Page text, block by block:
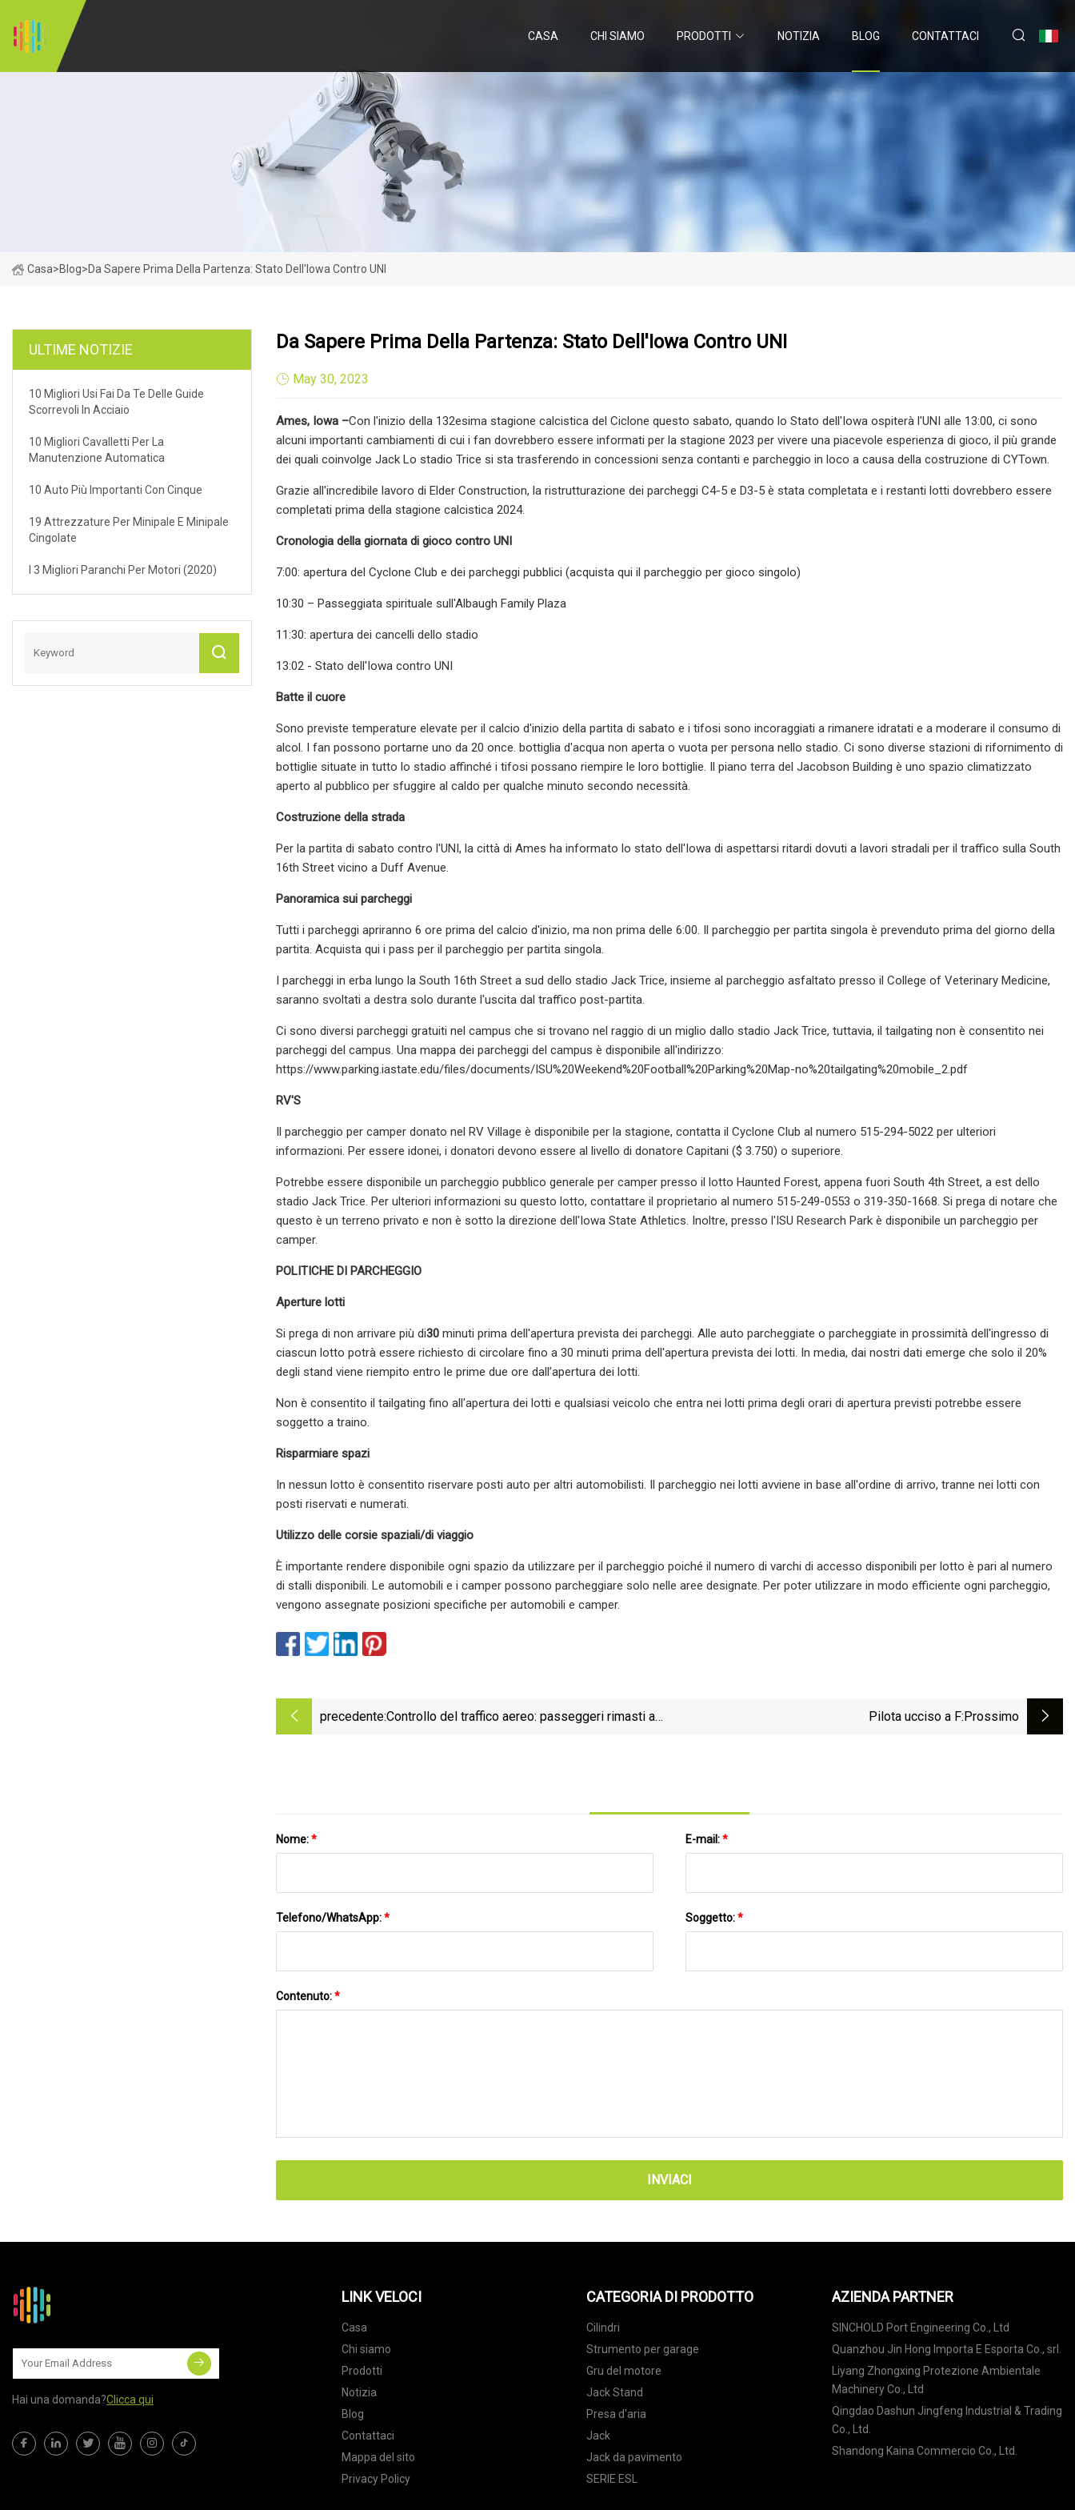
CASA CHI SIAMO PRODOTTI NOTIZIA BLOG CONTATTACI
Casa>Blog>Da Sapere Prima Della Partenza: Stato Dell'Iowa Contro UNI
ULTIME NOTIZIE
10 Migliori Usi Fai Da Te Delle Guide
Scorrevoli In Acciaio
10 Migliori Cavalletti Per La
Manutenzione Automatica
10 Auto Più Importanti Con Cinque
19 Attrezzature Per Minipale E Minipale
Cingolate
I 3 Migliori Paranchi Per Motori (2020)
Da Sapere Prima Della Partenza: Stato Dell'Iowa Contro UNI
May 30, 2023
Ames, Iowa –Con l'inizio della 132esima stagione calcistica del Ciclone questo sabato, quando lo Stato dell'Iowa ospiterà l'UNI alle 13:00, ci sono
alcuni importanti cambiamenti di cui i fan dovrebbero essere informati per la stagione 2023 per vivere una piacevole esperienza di gioco, il più grande
dei quali coinvolge Jack Lo stadio Trice si sta trasferendo in concessioni senza contanti e parcheggio in loco a causa della costruzione di CYTown.
Grazie all'incredibile lavoro di Elder Construction, la ristrutturazione dei parcheggi C4-5 e D3-5 è stata completata e i restanti lotti dovrebbero essere
completati prima della stagione calcistica 2024.
Cronologia della giornata di gioco contro UNI
7:00: apertura del Cyclone Club e dei parcheggi pubblici (acquista qui il parcheggio per gioco singolo)
10:30 – Passeggiata spirituale sull'Albaugh Family Plaza
11:30: apertura dei cancelli dello stadio
13:02 - Stato dell'Iowa contro UNI
Batte il cuore
Sono previste temperature elevate per il calcio d'inizio della partita di sabato e i tifosi sono incoraggiati a rimanere idratati e a moderare il consumo di
alcol. I fan possono portarne uno da 20 once. bottiglia d'acqua non aperta o vuota per persona nello stadio. Ci sono diverse stazioni di rifornimento di
bottiglie situate in tutto lo stadio affinché i tifosi possano riempire le loro bottiglie. Il piano terra del Jacobson Building è uno spazio climatizzato
aperto al pubblico per sfuggire al caldo per qualche minuto secondo necessità.
Costruzione della strada
Per la partita di sabato contro l'UNI, la città di Ames ha informato lo stato dell'Iowa di aspettarsi ritardi dovuti a lavori stradali per il traffico sulla South
16th Street vicino a Duff Avenue.
Panoramica sui parcheggi
Tutti i parcheggi apriranno 6 ore prima del calcio d'inizio, ma non prima delle 6:00. Il parcheggio per partita singola è prevenduto prima del giorno della
partita. Acquista qui i pass per il parcheggio per partita singola.
I parcheggi in erba lungo la South 16th Street a sud dello stadio Jack Trice, insieme al parcheggio asfaltato presso il College of Veterinary Medicine,
saranno svoltati a destra solo durante l'uscita dal traffico post-partita.
Ci sono diversi parcheggi gratuiti nel campus che si trovano nel raggio di un miglio dallo stadio Jack Trice, tuttavia, il tailgating non è consentito nei
parcheggi del campus. Una mappa dei parcheggi del campus è disponibile all'indirizzo:
https://www.parking.iastate.edu/files/documents/ISU%20Weekend%20Football%20Parking%20Map-no%20tailgating%20mobile_2.pdf
RV'S
Il parcheggio per camper donato nel RV Village è disponibile per la stagione, contatta il Cyclone Club al numero 515-294-5022 per ulteriori
informazioni. Per essere idonei, i donatori devono essere al livello di donatore Capitani ($ 3.750) o superiore.
Potrebbe essere disponibile un parcheggio pubblico generale per camper presso il lotto Haunted Forest, appena fuori South 4th Street, a est dello
stadio Jack Trice. Per ulteriori informazioni su questo lotto, contattare il proprietario al numero 515-249-0553 o 319-350-1668. Si prega di notare che
questo è un terreno privato e non è sotto la direzione dell'Iowa State Athletics. Inoltre, presso l'ISU Research Park è disponibile un parcheggio per
camper.
POLITICHE DI PARCHEGGIO
Aperture lotti
Si prega di non arrivare più di30 minuti prima dell'apertura prevista dei parcheggi. Alle auto parcheggiate o parcheggiate in prossimità dell'ingresso di
ciascun lotto potrà essere richiesto di circolare fino a 30 minuti prima dell'apertura prevista dei lotti. In media, dai nostri dati emerge che solo il 20%
degli stand viene riempito entro le prime due ore dall’apertura dei lotti.
Non è consentito il tailgating fino all'apertura dei lotti e qualsiasi veicolo che entra nei lotti prima degli orari di apertura previsti potrebbe essere
soggetto a traino.
Risparmiare spazi
In nessun lotto è consentito riservare posti auto per altri automobilisti. Il parcheggio nei lotti avviene in base all'ordine di arrivo, tranne nei lotti con
posti riservati e numerati.
Utilizzo delle corsie spaziali/di viaggio
È importante rendere disponibile ogni spazio da utilizzare per il parcheggio poiché il numero di varchi di accesso disponibili per lotto è pari al numero
di stalli disponibili. Le automobili e i camper possono parcheggiare solo nelle aree designate. Per poter utilizzare in modo efficiente ogni parcheggio,
vengono assegnate posizioni specifiche per automobili e camper.
precedente:Controllo del traffico aereo: passeggeri rimasti a
Pilota ucciso a F:Prossimo
Nome:* E-mail:*
Telefono/WhatsApp:* Soggetto:*
Contenuto:*
INVIACI
Hai una domanda?Clicca qui
LINK VELOCI
Casa
Chi siamo
Prodotti
Notizia
Blog
Contattaci
Mappa del sito
Privacy Policy
CATEGORIA DI PRODOTTO
Cilindri
Strumento per garage
Gru del motore
Jack Stand
Presa d'aria
Jack
Jack da pavimento
SERIE ESL
AZIENDA PARTNER
SINCHOLD Port Engineering Co., Ltd
Quanzhou Jin Hong Importa E Esporta Co., srl.
Liyang Zhongxing Protezione Ambientale
Machinery Co., Ltd
Qingdao Dashun Jingfeng Industrial & Trading
Co., Ltd.
Shandong Kaina Commercio Co., Ltd.